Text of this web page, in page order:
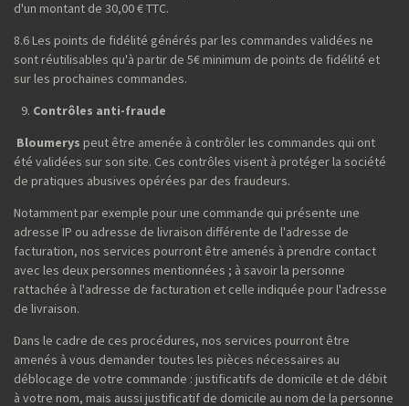
d'un montant de 30,00 € TTC.
8.6 Les points de fidélité générés par les commandes validées ne
sont réutilisables qu'à partir de 5€ minimum de points de fidélité et
sur les prochaines commandes.
Contrôles anti-fraude
Bloumerys peut être amenée à contrôler les commandes qui ont
été validées sur son site. Ces contrôles visent à protéger la société
de pratiques abusives opérées par des fraudeurs.
Notamment par exemple pour une commande qui présente une
adresse IP ou adresse de livraison différente de l'adresse de
facturation, nos services pourront être amenés à prendre contact
avec les deux personnes mentionnées ; à savoir la personne
rattachée à l'adresse de facturation et celle indiquée pour l'adresse
de livraison.
Dans le cadre de ces procédures, nos services pourront être
amenés à vous demander toutes les pièces nécessaires au
déblocage de votre commande : justificatifs de domicile et de débit
à votre nom, mais aussi justificatif de domicile au nom de la personne